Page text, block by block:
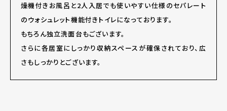
燥機付きお風呂と2人入居でも使いやすい仕様のセパレート
のウォシュレット機能付きトイレになっております。
もちろん独立洗面台もございます。
さらに各居室にしっかり収納スペースが確保されており、広
さもしっかりとございます。